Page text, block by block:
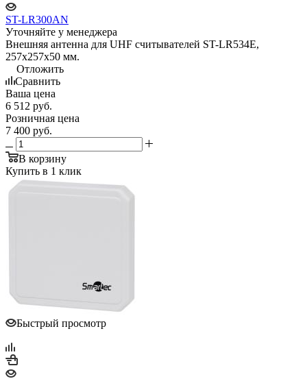
ST-LR300AN
Уточняйте у менеджера
Внешняя антенна для UHF считывателей ST-LR534E,
257x257x50 мм.
Отложить
Сравнить
Ваша цена
6 512 руб.
Розничная цена
7 400 руб.
В корзину
Купить в 1 клик
Быстрый просмотр